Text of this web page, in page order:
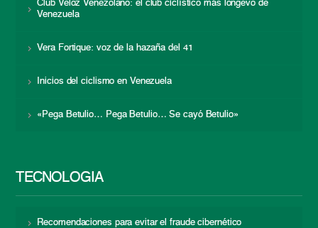
Club Veloz Venezolano: el club ciclístico más longevo de
Venezuela
Vera Fortique: voz de la hazaña del 41
Inicios del ciclismo en Venezuela
«Pega Betulio… Pega Betulio… Se cayó Betulio»
TECNOLOGÍA
Recomendaciones para evitar el fraude cibernético